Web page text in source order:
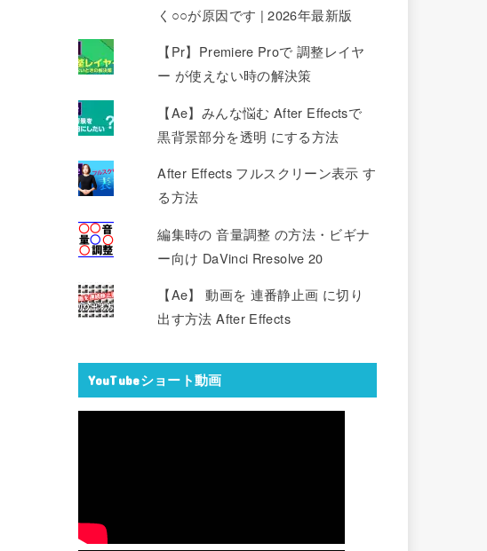
く○○が原因です | 2026年最新版
【Pr】Premiere Proで 調整レイヤ
ー が使えない時の解決策
【Ae】みんな悩む After Effectsで
黒背景部分を透明 にする方法
After Effects フルスクリーン表示 す
る方法
編集時の 音量調整 の方法・ビギナ
ー向け DaVinci Rresolve 20
【Ae】 動画を 連番静止画 に切り
出す方法 After Effects
YouTubeショート動画